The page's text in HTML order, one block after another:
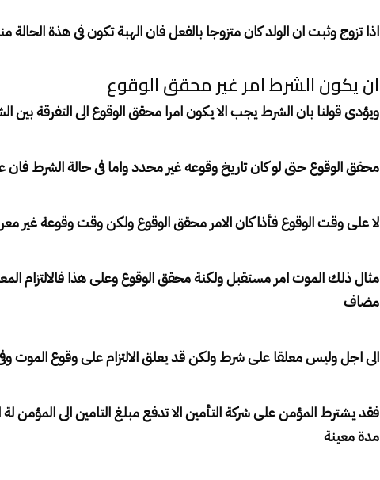
اذا تزوج وثبت ان الولد كان متزوجا بالفعل فان الهبة تكون فى هذة
ان يكون الشرط امر غير محقق الوقوع
ويؤدى قولنا بان الشرط يجب الا يكون امرا محقق الوقوع الى التفرقة بين
محقق الوقوع حتى لو كان تاريخ وقوعه غير محدد واما فى حالة الشرط
لا على وقت الوقوع فأذا كان الامر محقق الوقوع ولكن وقت وقوعة غير
مثال ذلك الموت امر مستقبل ولكنة محقق الوقوع وعلى هذا فالالتزام
مضاف
الى اجل وليس معلقا على شرط ولكن قد يعلق الالتزام على وقوع الموت
فقد يشترط المؤمن على شركة التأمين الا تدفع مبلغ التامين الى المؤمن لة
مدة معينة